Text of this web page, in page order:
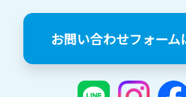
お問い合わせフォーム